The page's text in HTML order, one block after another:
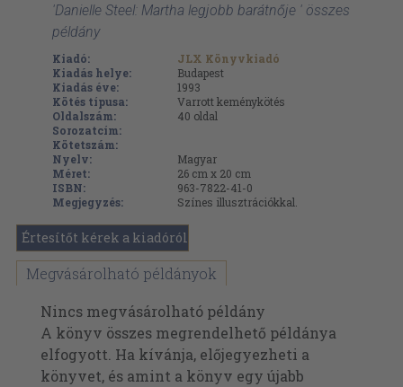
'Danielle Steel: Martha legjobb barátnője ' összes
példány
Kiadó:
JLX Könyvkiadó
Kiadás helye:
Budapest
Kiadás éve:
1993
Kötés típusa:
Varrott keménykötés
Oldalszám:
40 oldal
Sorozatcím:
Kötetszám:
Nyelv:
Magyar
Méret:
26 cm x 20 cm
ISBN:
963-7822-41-0
Megjegyzés:
Színes illusztrációkkal.
Értesítőt kérek a kiadóról
Megvásárolható példányok
Nincs megvásárolható példány
A könyv összes megrendelhető példánya
elfogyott. Ha kívánja, előjegyezheti a
könyvet, és amint a könyv egy újabb